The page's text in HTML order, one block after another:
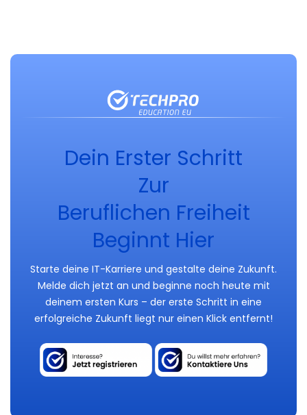
Dein Erster Schritt
Zur
Beruflichen Freiheit
Beginnt Hier
Starte deine IT-Karriere und gestalte deine Zukunft.
Melde dich jetzt an und beginne noch heute mit
deinem ersten Kurs – der erste Schritt in eine
erfolgreiche Zukunft liegt nur einen Klick entfernt!